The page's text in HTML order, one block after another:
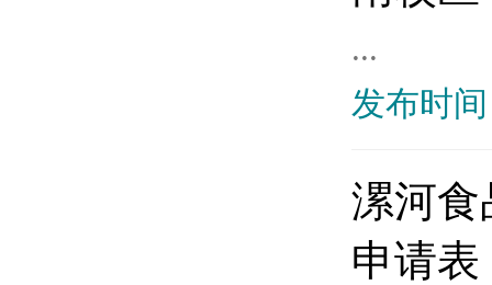
...
发布时
漯河食
申请表